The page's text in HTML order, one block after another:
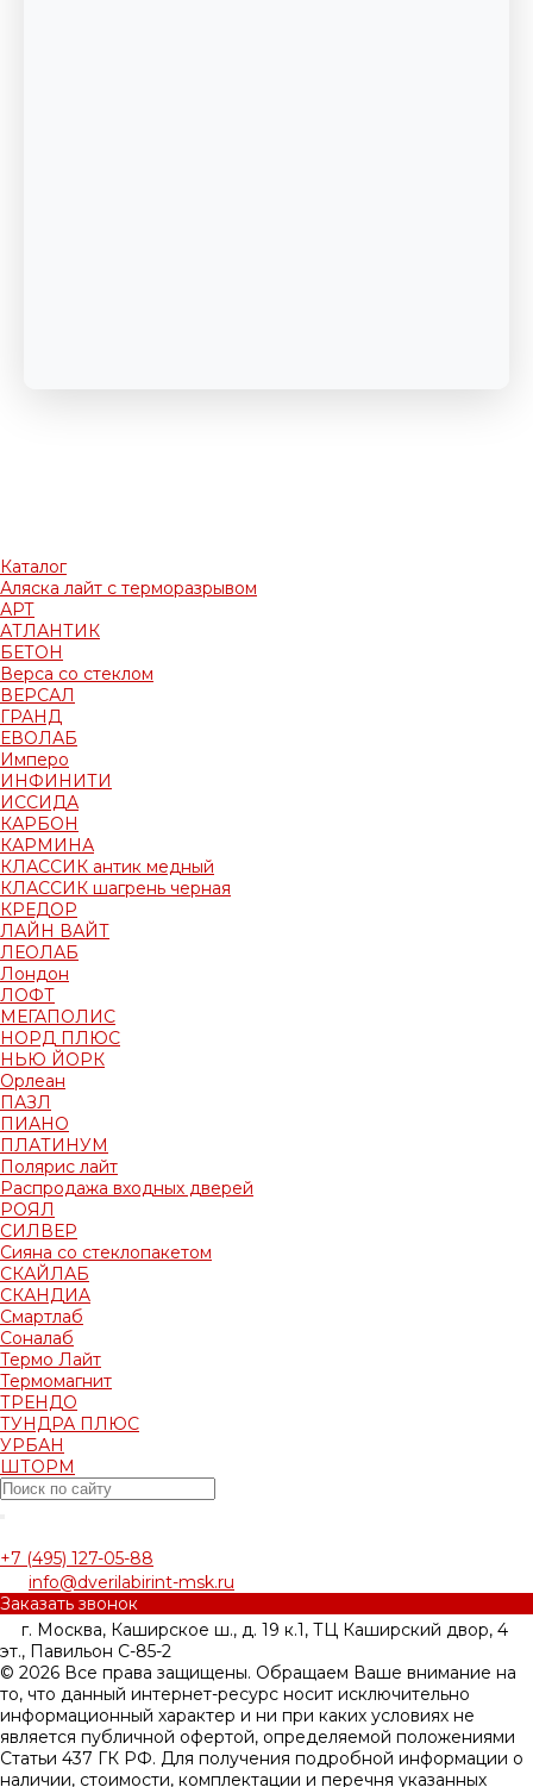
Каталог
Аляска лайт с терморазрывом
АРТ
АТЛАНТИК
БЕТОН
Верса со стеклом
ВЕРСАЛ
ГРАНД
ЕВОЛАБ
Имперо
ИНФИНИТИ
ИССИДА
КАРБОН
КАРМИНА
КЛАССИК антик медный
КЛАССИК шагрень черная
КРЕДОР
ЛАЙН ВАЙТ
ЛЕОЛАБ
Лондон
ЛОФТ
МЕГАПОЛИС
НОРД ПЛЮС
НЬЮ ЙОРК
Орлеан
ПАЗЛ
ПИАНО
ПЛАТИНУМ
Полярис лайт
Распродажа входных дверей
РОЯЛ
СИЛВЕР
Сияна со стеклопакетом
СКАЙЛАБ
СКАНДИA
Смартлаб
Соналаб
Термо Лайт
Термомагнит
ТРЕНДО
ТУНДРА ПЛЮС
УРБАН
ШТОРМ
+7 (495) 127-05-88‬
info@dverilabirint-msk.ru
Заказать звонок
г. Москва, Каширское ш., д. 19 к.1, ТЦ Каширский двор, 4
эт., Павильон C-85-2
© 2026 Все права защищены. Обращаем Ваше внимание на
то, что данный интернет-ресурс носит исключительно
информационный характер и ни при каких условиях не
является публичной офертой, определяемой положениями
Статьи 437 ГК РФ. Для получения подробной информации о
наличии, стоимости, комплектации и перечня указанных